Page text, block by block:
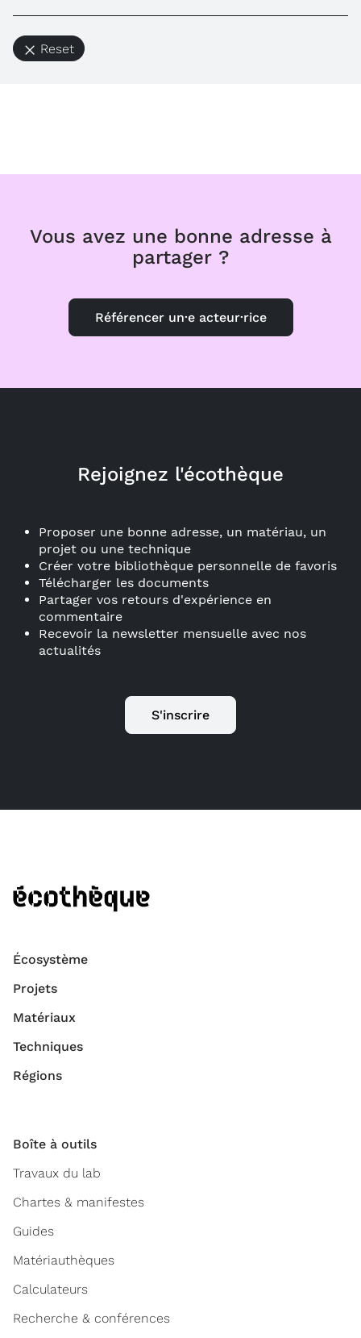
Reset
Vous avez une bonne adresse à
partager ?
Référencer un·e acteur·rice
Rejoignez l'écothèque
Proposer une bonne adresse, un matériau, un
projet ou une technique
Créer votre bibliothèque personnelle de favoris
Télécharger les documents
Partager vos retours d'expérience en
commentaire
Recevoir la newsletter mensuelle avec nos
actualités
S'inscrire
Écosystème
Projets
Matériaux
Techniques
Régions
Boîte à outils
Travaux du lab
Chartes & manifestes
Guides
Matériauthèques
Calculateurs
Recherche & conférences